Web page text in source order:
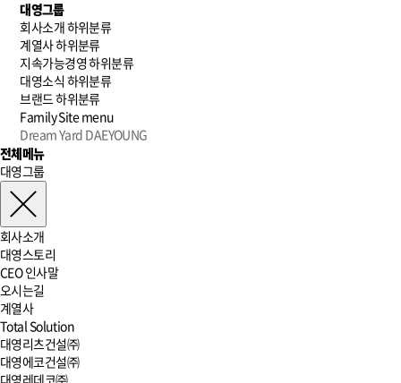
대영그룹
회사소개하위분류
계열사하위분류
지속가능경영하위분류
대영소식 하위분류
브랜드하위분류
Family Sitemenu
Dream Yard DAEYOUNG
전체메뉴
대영그룹
회사소개
대영스토리
CEO 인사말
오시는길
계열사
Total Solution
대영리츠건설㈜
대영에코건설㈜
대영레데코㈜